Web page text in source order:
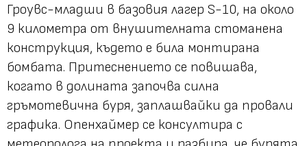
Гроувс-младши в базовия лагер S-10, на около
9 километра от внушителната стоманена
конструкция, където е била монтирана
бомбата. Притеснението се повишава,
когато в долината започва силна
гръмотевична буря, заплашвайки да провали
графика. Опенхаймер се консултира с